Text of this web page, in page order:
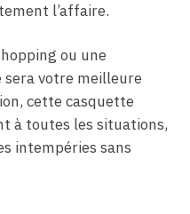
l’affaire.
ou une
sera votre meilleure
cette casquette
à toutes les situations,
intempéries sans